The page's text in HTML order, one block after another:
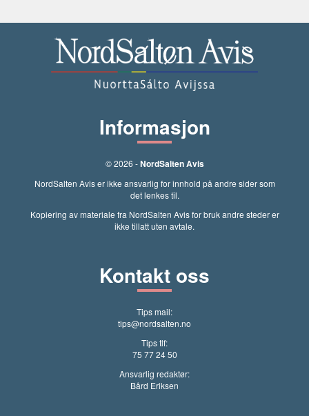
Informasjon
© 2026 -NordSalten Avis
NordSalten Avis er ikke ansvarlig for innhold på andre sider som
det lenkes til.
Kopiering av materiale fra NordSalten Avis for bruk andre steder er
ikke tillatt uten avtale.
Kontakt oss
Tips mail:
tips@nordsalten.no
Tips tlf:
75 77 24 50
Ansvarlig redaktør:
Bård Eriksen